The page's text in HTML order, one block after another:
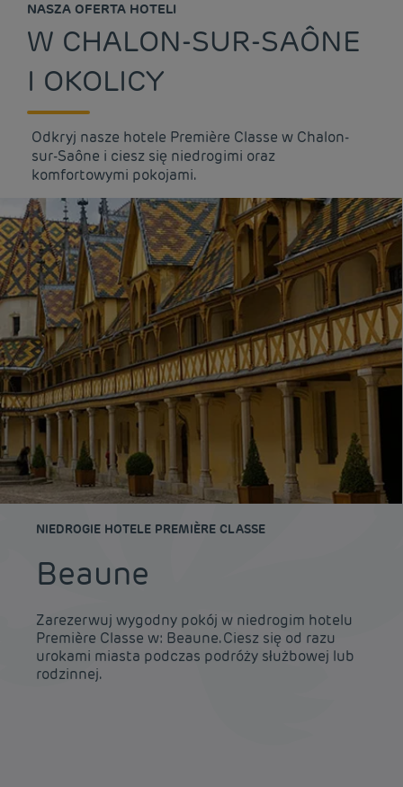
NASZA OFERTA HOTELI
W CHALON-SUR-SAÔNE
I OKOLICY
Odkryj nasze hotele Première Classe w Chalon-
sur-Saône i ciesz się niedrogimi oraz
komfortowymi pokojami.
NIEDROGIE HOTELE PREMIÈRE CLASSE
Beaune
Zarezerwuj wygodny pokój w niedrogim hotelu
Première Classe w: Beaune. Ciesz się od razu
urokami miasta podczas podróży służbowej lub
rodzinnej.